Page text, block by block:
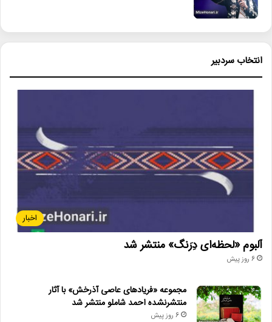
انتخاب سردبیر
اخبار
آلبوم «لحظه‌ای دِرَنگ» منتشر شد
6 روز پیش
مجموعه «فریادهای عاصی آذرخش» با آثار
منتشرنشده احمد شاملو منتشر شد
6 روز پیش